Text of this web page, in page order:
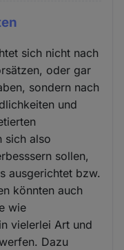
sich nicht nach
oder gar
sondern nach
und
sich also
sollen,
ausgerichtet bzw.
könnten auch
wie
vielerlei Art und
Dazu